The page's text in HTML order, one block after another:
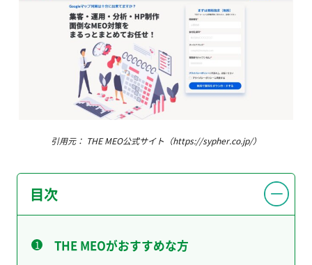
引用元： THE MEO公式サイト（https://sypher.co.jp/）
目次
THE MEOがおすすめな方